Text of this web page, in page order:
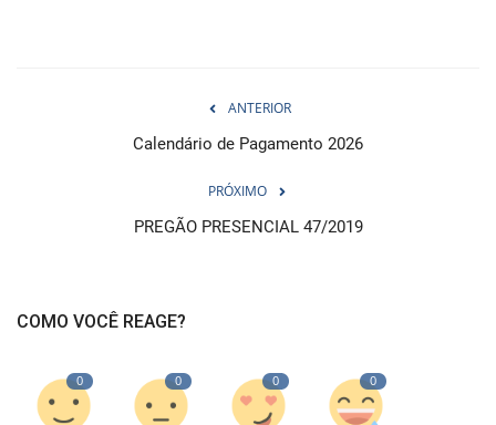
ANTERIOR
Calendário de Pagamento 2026
PRÓXIMO
PREGÃO PRESENCIAL 47/2019
COMO VOCÊ REAGE?
0 0 0 0